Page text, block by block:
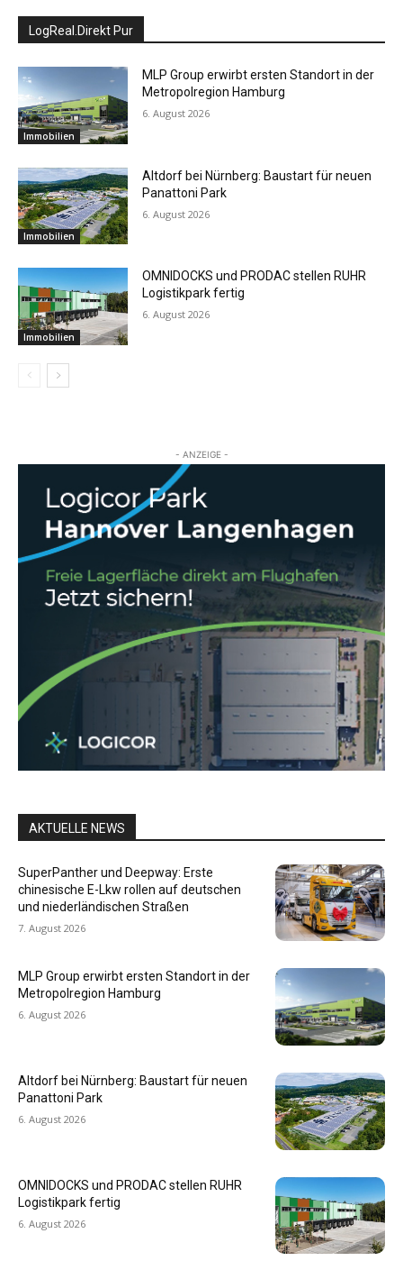
LogReal.Direkt Pur
Immobilien
MLP Group erwirbt ersten Standort in der
Metropolregion Hamburg
6. August 2026
Immobilien
Altdorf bei Nürnberg: Baustart für neuen
Panattoni Park
6. August 2026
Immobilien
OMNIDOCKS und PRODAC stellen RUHR
Logistikpark fertig
6. August 2026
- ANZEIGE -
AKTUELLE NEWS
SuperPanther und Deepway: Erste
chinesische E-Lkw rollen auf deutschen
und niederländischen Straßen
7. August 2026
MLP Group erwirbt ersten Standort in der
Metropolregion Hamburg
6. August 2026
Altdorf bei Nürnberg: Baustart für neuen
Panattoni Park
6. August 2026
OMNIDOCKS und PRODAC stellen RUHR
Logistikpark fertig
6. August 2026